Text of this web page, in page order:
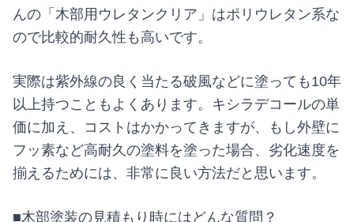
んの「木部用ウレタンクリア」はポリウレタン系な
ので比較的耐久性も高いです。
実際は紫外線の良く当たる破風などに塗っても10年
以上持つこともよくあります。キシラデコールの単
価に加え、コストはかかってきますが、もし外壁に
フッ素など高耐久の塗料を塗った場合、劣化速度を
揃えるためには、非常に良い方法だと思います。
■木部塗装の見積もり時にはどんな質問？